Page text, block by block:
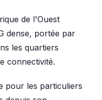
de l'Ouest
dense, portée par
les quartiers
connectivité.
pour les particuliers